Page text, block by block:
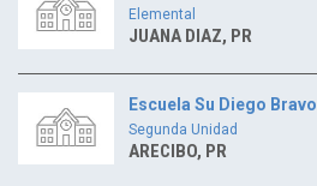
Elemental
JUANA DIAZ, PR
Escuela Su Diego Bravo
Segunda Unidad
ARECIBO, PR